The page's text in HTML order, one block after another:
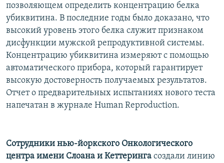
СИБИРЬ.РЕАЛИИ
РАСПИСАНИЕ ВЕЩАНИЯ
ПОДПИШИТЕСЬ НА РАССЫЛКУ
СОЦИАЛЬНЫЕ СЕТИ
Все сайты РСЕ/РС
позволяющем определить концентрацию белка
убиквитина. В последние годы было доказано, что
высокий уровень этого белка служит признаком
дисфункции мужской репродуктивной системы.
Концентрацию убиквитина измеряют с помощью
автоматического прибора, который гарантирует
высокую достоверность получаемых результатов.
Отчет о предварительных испытаниях нового теста
напечатан в журнале Human Reproduction.
Сотрудники нью-йоркского Онкологического
центра имени Слоана и Кеттеринга создали линию